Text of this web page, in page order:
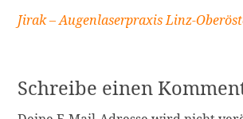
Jirak – Augenlaserpraxis Linz-
Schreibe einen